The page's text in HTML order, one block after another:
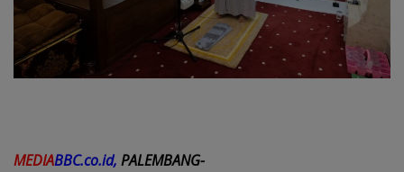
MEDIABBC.co.id, PALEMBANG-